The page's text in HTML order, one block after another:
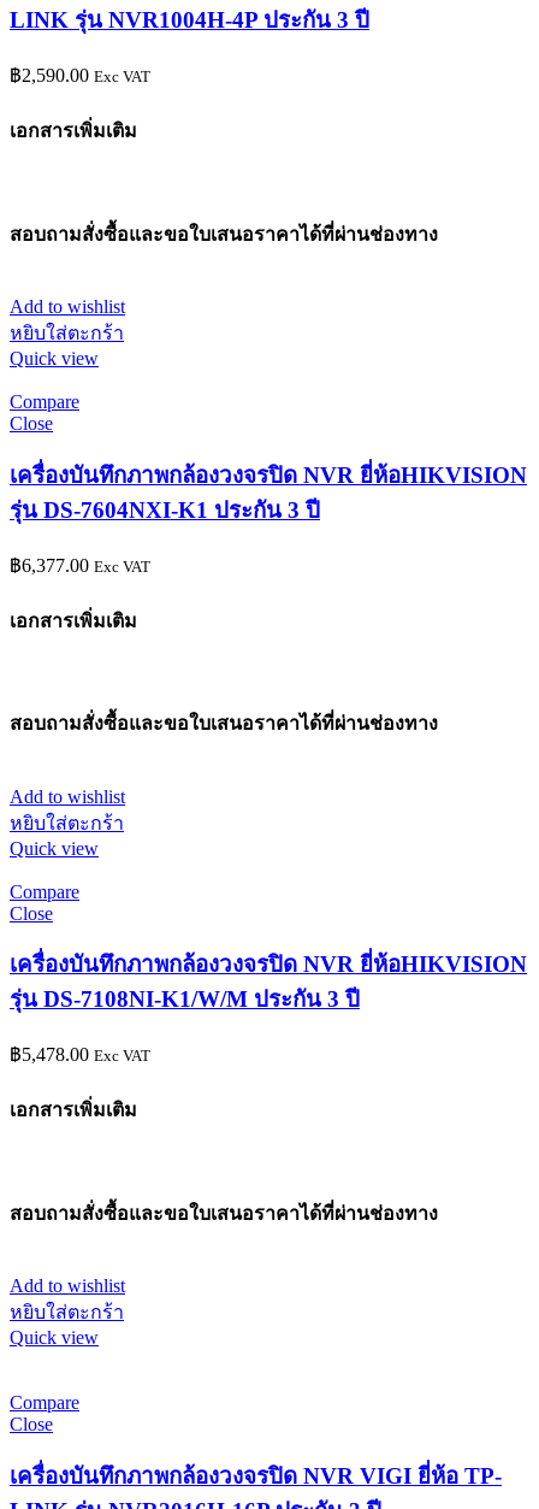
LINK รุ่น NVR1004H-4P ประกัน 3 ปี
฿2,590.00 Exc VAT
เอกสารเพิ่มเติม
สอบถามสั่งซื้อและขอใบเสนอราคาได้ที่ผ่านช่องทาง
Add to wishlist
หยิบใส่ตะกร้า
Quick view
Compare
Close
เครื่องบันทึกภาพกล้องวงจรปิด NVR ยี่ห้อHIKVISION
รุ่น DS-7604NXI-K1 ประกัน 3 ปี
฿6,377.00 Exc VAT
เอกสารเพิ่มเติม
สอบถามสั่งซื้อและขอใบเสนอราคาได้ที่ผ่านช่องทาง
Add to wishlist
หยิบใส่ตะกร้า
Quick view
Compare
Close
เครื่องบันทึกภาพกล้องวงจรปิด NVR ยี่ห้อHIKVISION
รุ่น DS-7108NI-K1/W/M ประกัน 3 ปี
฿5,478.00 Exc VAT
เอกสารเพิ่มเติม
สอบถามสั่งซื้อและขอใบเสนอราคาได้ที่ผ่านช่องทาง
Add to wishlist
หยิบใส่ตะกร้า
Quick view
Compare
Close
เครื่องบันทึกภาพกล้องวงจรปิด NVR VIGI ยี่ห้อ TP-